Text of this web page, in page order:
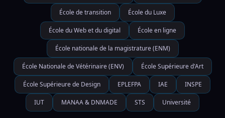
École de transition École du Luxe
École du Web et du digital École en ligne
École nationale de la magistrature (ENM)
École Nationale de Vétérinaire (ENV) École Supérieure d'Art
École Supérieure de Design EPLEFPA IAE INSPE
IUT MANAA & DNMADE STS Université